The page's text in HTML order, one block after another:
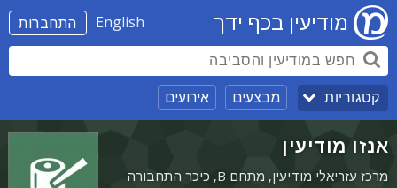
התחברות English מודיעין בכף ידך
קטגוריות מבצעים אירועים
אנזו מודיעין
מרכז עזריאלי מודיעין, מתחם B, כיכר התחבורה